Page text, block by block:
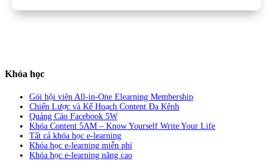
Khóa học
Gói hội viên All-in-One Elearning Membership
Chiến Lược và Kế Hoạch Content Đa Kênh
Quảng Cáo Facebook 5W
Khóa Content 5AM – Know Yourself Write Your Life
Tất cả khóa học e-learning
Khóa học e-learning miễn phí
Khóa học e-learning nâng cao